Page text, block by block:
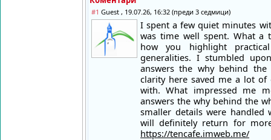
#1 Guest , 19.07.26, 16:32 (преди 3 седмици)
I spent a few quiet minutes
was time well spent. What a
how you highlight
generalities. I stumbled
answers the why behind
clarity here saved me a lot
with. What impressed me
answers the why behind the
smaller details were
will definitely return for
https://tencafe.imweb.me/